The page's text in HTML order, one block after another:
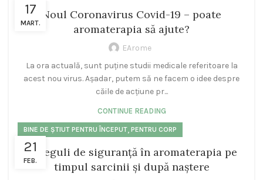
17
MART.
Noul Coronavirus Covid-19 – poate
aromaterapia să ajute?
EArome
La ora actuală, sunt puține studii medicale referitoare la
acest nou virus. Așadar, putem să ne facem o idee despre
căile de acțiune pr...
CONTINUE READING
21
FEB.
BINE DE ȘTIUT PENTRU ÎNCEPUT, PENTRU CORP
12 reguli de siguranță în aromaterapia pe
timpul sarcinii și după naștere